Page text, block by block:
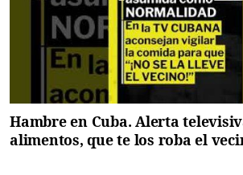
Hambre en Cuba. Alerta
alimentos, que te los roba el